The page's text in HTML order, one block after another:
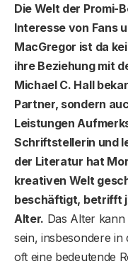
Die Welt der Promi-
Interesse von Fans
MacGregor ist da
ihre Beziehung mit
Michael C. Hall
Partner, sondern
Leistungen
Schriftstellerin und
der Literatur hat
kreativen Welt
beschäftigt, betrifft
Alter. Das Alter
sein, insbesondere in
oft eine bedeutende